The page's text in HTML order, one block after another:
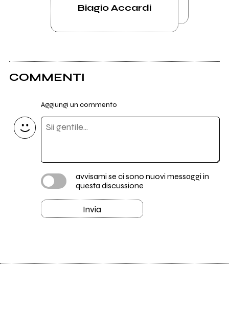
Biagio Accardi
COMMENTI
Aggiungi un commento
avvisami se ci sono nuovi messaggi in
questa discussione
Invia